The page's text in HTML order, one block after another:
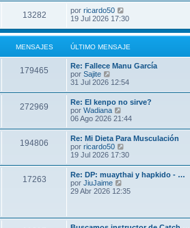
13282 por ricardo50
19 Jul 2026 17:30
MENSAJES ÚLTIMO MENSAJE
179465
Re: Fallece Manu García
por Sajite
e
l
t
i
m
o
m
e
n
s
a
j
e
31 Jul 2026 12:54
272969
Re: El kenpo no sirve?
por Wadiana
e
l
t
i
m
o
e
a
j
06 Ago 2026 21:44
194806
Re: Mi Dieta Para Musculación
por ricardo50
e
l
t
i
m
19 Jul 2026 17:30
17263
Re: DP: muaythai y hapkido - …
por JiuJaime
e
29 Abr 2026 12:35